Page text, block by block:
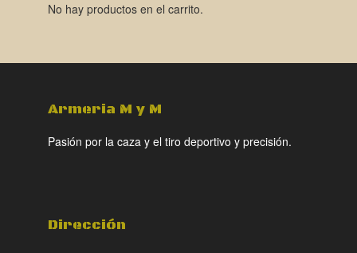
No hay productos en el carrito.
Armeria M y M
Pasión por la caza y el tiro deportivo y precisión.
Dirección